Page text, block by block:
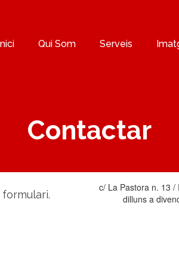
Qui Som Serveis
Contactar
c/ La Pastora n. 13
dilluns a